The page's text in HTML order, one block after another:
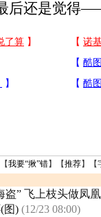
后还是觉得
我要“揪”错】【推荐】【
盗” 飞上枝头做凤凰
图) (12/23 08:00)